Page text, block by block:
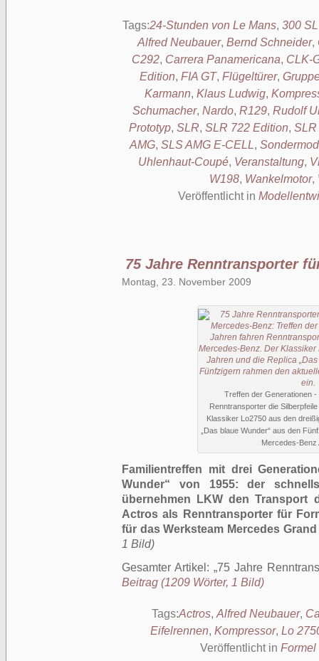
Tags:24-Stunden von Le Mans, 300 SL
Alfred Neubauer, Bernd Schneider,
C292, Carrera Panamericana, CLK-
Edition, FIA GT, Flügeltürer,
Karmann, Klaus Ludwig,
Schumacher, Nardo, R129, Rudolf
Prototyp, SLR, SLR 722 Edition, SLR
AMG, SLS AMG E-CELL,
Uhlenhaut-Coupé, Veranstaltung,
W198, Wankelmotor,
Veröffentlicht in
75 Jahre Renntransporter
Montag, 23. November 2009
Treffen der Generationen
Renntransporter die
Klassiker Lo2750 aus den
„Das blaue Wunder“ aus den
Mercedes-Benz
Familientreffen mit drei
Wunder“ von 1955: der
übernehmen LKW den Transport
Actros als Renntransporter für
für das Werksteam Mercedes
1 Bild)
Gesamter Artikel:
75 Jahre
Beitrag (1209 Wörter, 1 Bild)
Tags:Actros, Alfred Neubauer,
Eifelrennen, Kompressor, Lo
Veröffentlicht in Formel